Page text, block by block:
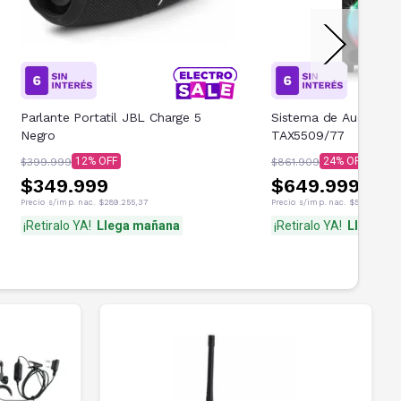
Parlante Portatil JBL Charge 5
Negro
$399.999 12
$349.999
Precio s/imp. nac. $289.255,37
¡Retiralo YA! Llega mañana
Sistema de Audio
TAX5509/77
$861.909 24
$649.999
Precio s/imp. nac. $537.189,26
¡Retiralo YA! Llega